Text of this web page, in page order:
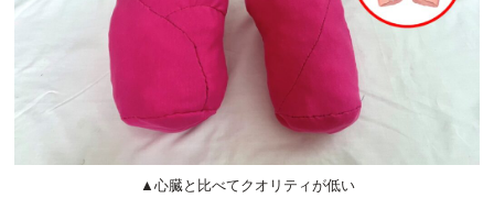
▲心臓と比べてクオリティが低い